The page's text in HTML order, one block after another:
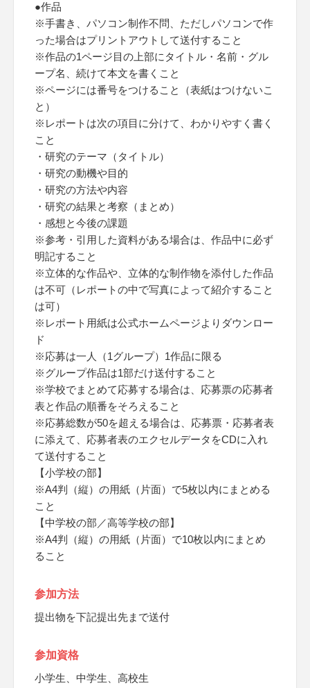
●作品
※手書き、パソコン制作不問、ただしパソコンで作
った場合はプリントアウトして送付すること
※作品の1ページ目の上部にタイトル・名前・グル
ープ名、続けて本文を書くこと
※ページには番号をつけること（表紙はつけないこ
と）
※レポートは次の項目に分けて、わかりやすく書く
こと
・研究のテーマ（タイトル）
・研究の動機や目的
・研究の方法や内容
・研究の結果と考察（まとめ）
・感想と今後の課題
※参考・引用した資料がある場合は、作品中に必ず
明記すること
※立体的な作品や、立体的な制作物を添付した作品
は不可（レポートの中で写真によって紹介すること
は可）
※レポート用紙は公式ホームページよりダウンロー
ド
※応募は一人（1グループ）1作品に限る
※グループ作品は1部だけ送付すること
※学校でまとめて応募する場合は、応募票の応募者
表と作品の順番をそろえること
※応募総数が50を超える場合は、応募票・応募者表
に添えて、応募者表のエクセルデータをCDに入れ
て送付すること
【小学校の部】
※A4判（縦）の用紙（片面）で5枚以内にまとめる
こと
【中学校の部／高等学校の部】
※A4判（縦）の用紙（片面）で10枚以内にまとめ
ること
参加方法
提出物を下記提出先まで送付
参加資格
小学生、中学生、高校生